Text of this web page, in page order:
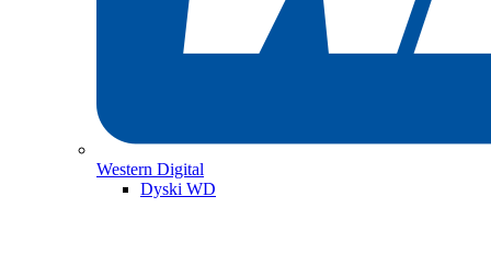
Western Digital
Dyski WD